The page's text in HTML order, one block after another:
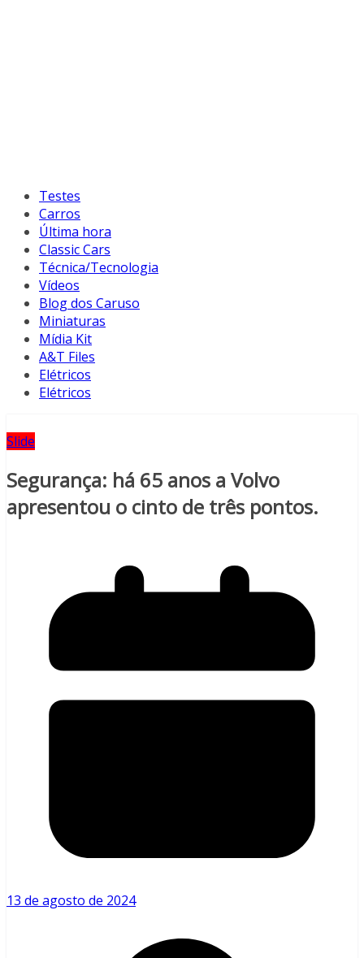
Testes
Carros
Última hora
Classic Cars
Técnica/Tecnologia
Vídeos
Blog dos Caruso
Miniaturas
Mídia Kit
A&T Files
Elétricos
Elétricos
Slide
Segurança: há 65 anos a Volvo
apresentou o cinto de três pontos.
13 de agosto de 2024